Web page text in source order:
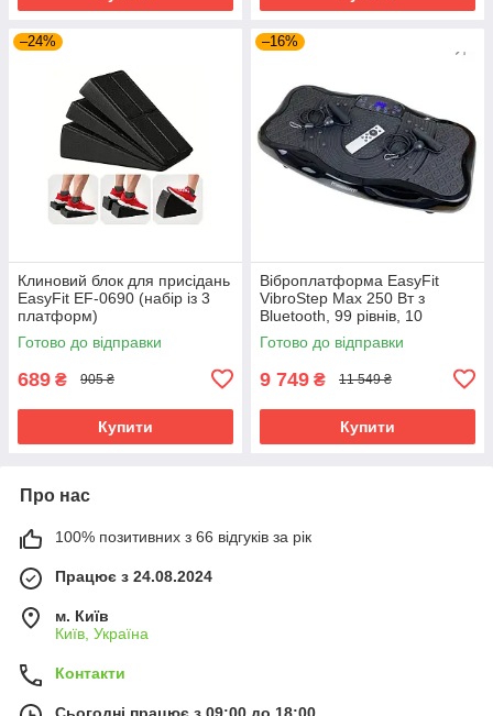
–24%
Клиновий блок для присідань
EasyFit EF-0690 (набір із 3
платформ)
Готово до відправки
689 ₴ 905 ₴
Купити
–16%
Віброплатформа EasyFit
VibroStep Max 250 Вт з
Bluetooth, 99 рівнів, 10
програм, еспандерами та
пультом Чорний(EF-0545)
Готово до відправки
9 749 ₴ 11 549 ₴
Купити
Про нас
100% позитивних з 66 відгуків за рік
Працює з 24.08.2024
м. Київ
Київ, Україна
Контакти